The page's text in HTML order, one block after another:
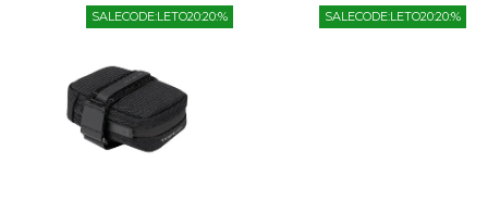
SALECODE:LETO20:20:% SALECODE:LETO20:20:%